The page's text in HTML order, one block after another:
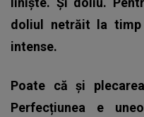
doliul netrăit la
intense.
Poate că și
Perfecțiunea e